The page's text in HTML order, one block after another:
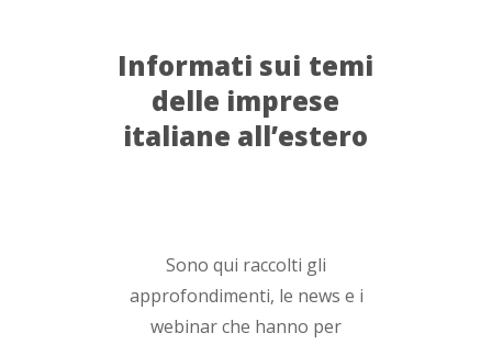
Informati sui temi
delle imprese
italiane all’estero
Sono qui raccolti gli
approfondimenti, le news e i
webinar che hanno per